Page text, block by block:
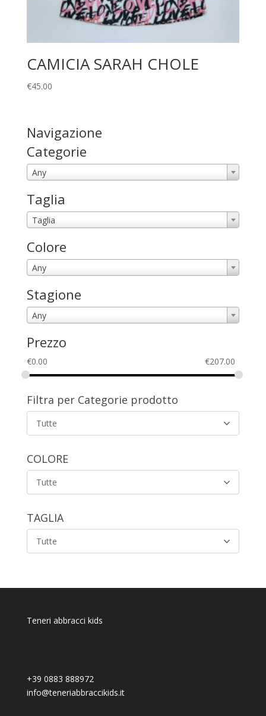
CAMICIA SARAH CHOLE
€45.00
Navigazione
Categorie
Any
Taglia
Taglia
Colore
Any
Stagione
Any
Prezzo
€0.00 €207.00
Filtra per Categorie prodotto
Tutte
COLORE
Tutte
TAGLIA
Tutte
Teneri abbracci kids
+39 0883 888972
info@teneriabbraccikids.it